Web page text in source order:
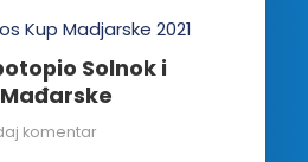
Solnok i
komentar